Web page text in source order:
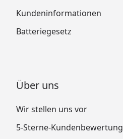
Kundeninformationen
Batteriegesetz
Über uns
Wir stellen uns vor
5-Sterne-Kundenbewertung